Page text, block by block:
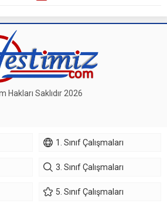
Hakları Saklıdır 2026
1. Sınıf Çalışmaları
3. Sınıf Çalışmaları
5. Sınıf Çalışmaları